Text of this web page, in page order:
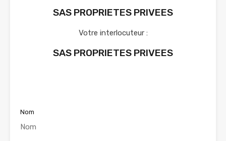
SAS PROPRIETES PRIVEES
Votre interlocuteur :
SAS PROPRIETES PRIVEES
Nom